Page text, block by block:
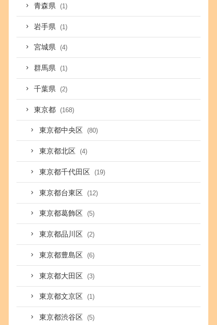
青森県 (1)
岩手県 (1)
宮城県 (4)
群馬県 (1)
千葉県 (2)
東京都 (168)
東京都中央区 (80)
東京都北区 (4)
東京都千代田区 (19)
東京都台東区 (12)
東京都葛飾区 (5)
東京都品川区 (2)
東京都豊島区 (6)
東京都大田区 (3)
東京都文京区 (1)
東京都渋谷区 (5)